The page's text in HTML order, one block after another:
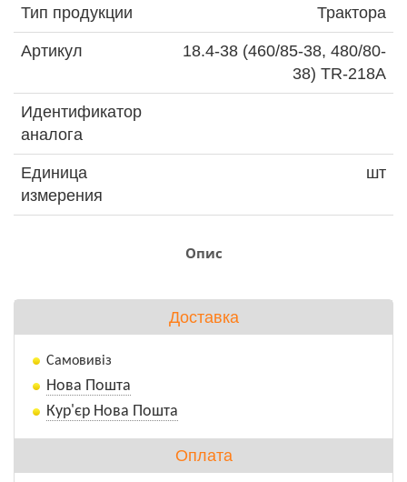
Тип продукции Трактора
Артикул
18.4-38 (460/85-38, 480/80-
38) TR-218A
Идентификатор
аналога
Единица
измерения
шт
Опис
Доставка
Самовивіз
Нова Пошта
Кур'єр Нова Пошта
Оплата